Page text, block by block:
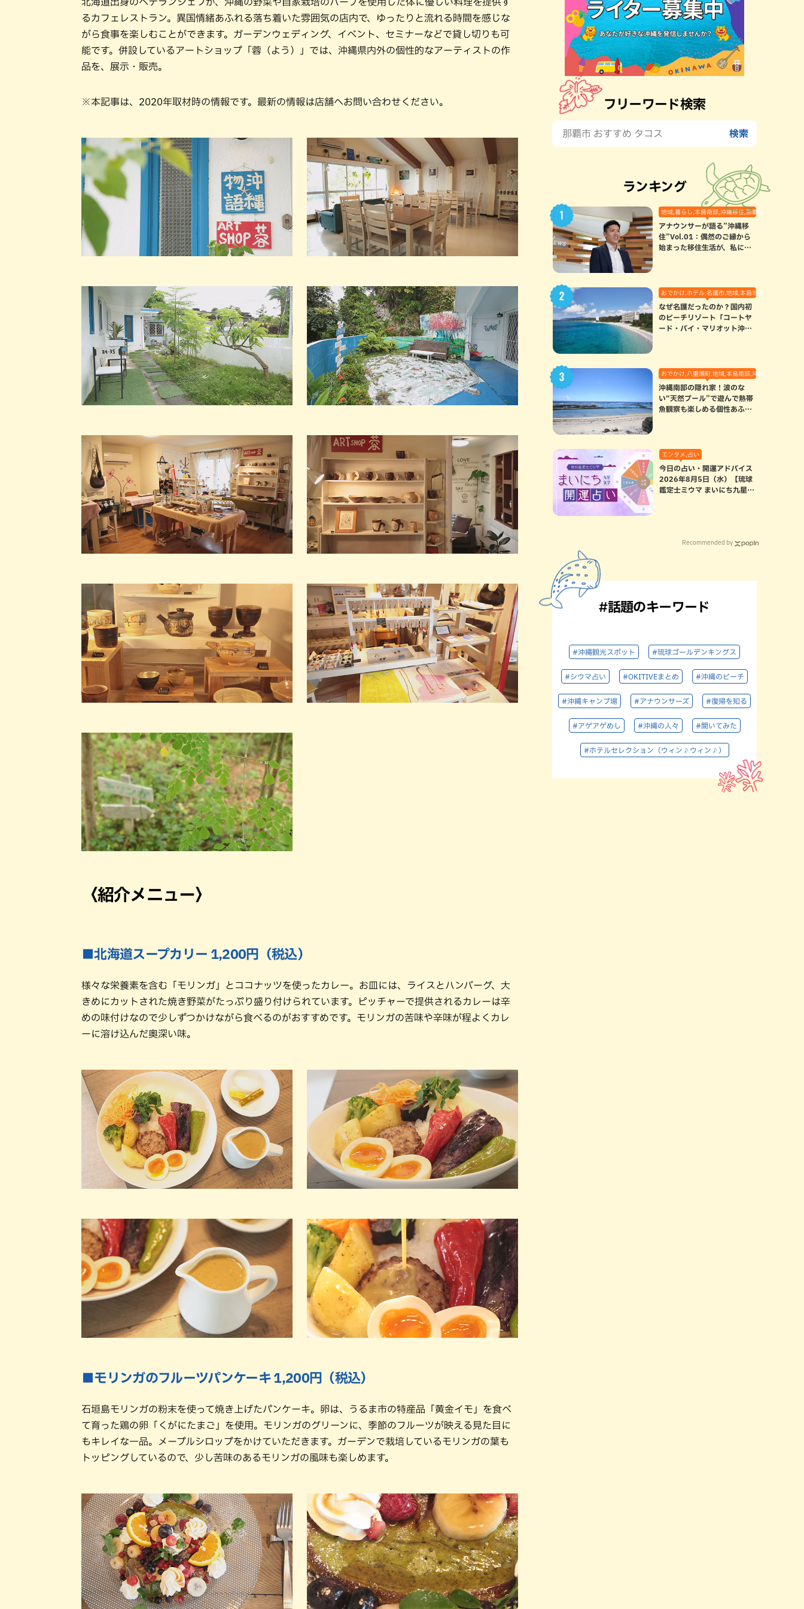
るカフェレストラン。異国情緒あふれる落ち着いた雰囲気の店内で、ゆったりと流れる時間を感じな
がら食事を楽しむことができます。ガーデンウェディング、イベント、セミナーなどで貸し切りも可
能です。併設しているアートショップ「蓉（よう）」では、沖縄県内外の個性的なアーティストの作
品を、展示・販売。
※本記事は、2020年取材時の情報です。最新の情報は店舗へお問い合わせください。
〈紹介メニュー〉
■北海道スープカリー 1,200円（税込）
様々な栄養素を含む「モリンガ」とココナッツを使ったカレー。お皿には、ライスとハンバーグ、大
きめにカットされた焼き野菜がたっぷり盛り付けられています。ピッチャーで提供されるカレーは辛
めの味付けなので少しずつかけながら食べるのがおすすめです。モリンガの苦味や辛味が程よくカレ
ーに溶け込んだ奥深い味。
■モリンガのフルーツパンケーキ 1,200円（税込）
石垣島モリンガの粉末を使って焼き上げたパンケーキ。卵は、うるま市の特産品「黄金イモ」を食べ
て育った鶏の卵「くがにたまご」を使用。モリンガのグリーンに、季節のフルーツが映える見た目に
もキレイな一品。メープルシロップをかけていただきます。ガーデンで栽培しているモリンガの葉も
トッピングしているので、少し苦味のあるモリンガの風味も楽しめます。
フリーワード検索
ランキング
地域,暮らし,本島南部,沖縄移住,那覇市
アナウンサーが語る”沖縄移
住”Vol.01：偶然のご縁から
始まった移住生活が、私にと
おでかけ,ホテル,名護市,地域,本島北部
なぜ名護だったのか？国内初
のビーチリゾート「コートヤ
ード・バイ・マリオット沖縄
おでかけ,八重瀬町,地域,本島南部,沖縄の海,自然
沖縄南部の隠れ家！波のな
い“天然プール”で遊んで熱帯
魚観察も楽しめる個性あふれ
エンタメ,占い
今日の占い・開運アドバイス
2026年8月5日（水）【琉球
鑑定士ミウマ まいにち九星気
Recommended by
#話題のキーワード
#沖縄観光スポット #琉球ゴールデンキングス
#シウマ占い #OKITIVEまとめ #沖縄のビーチ
#沖縄キャンプ場 #アナウンサーズ #復帰を知る
#アゲアゲめし #沖縄の人々 #聞いてみた
#ホテルセレクション（ウィン♪ウィン♪）